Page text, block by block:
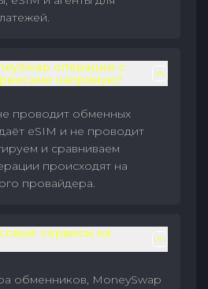
операции с
напрямую?
проводит обменных
eSIM и не проводит
и сравниваем
происходят на
провайдера.
сервисы на
обменников, MoneySwap